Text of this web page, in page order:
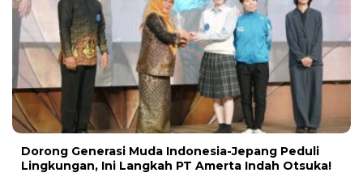
Dorong Generasi Muda Indonesia-Jepang Peduli
Lingkungan, Ini Langkah PT Amerta Indah Otsuka!